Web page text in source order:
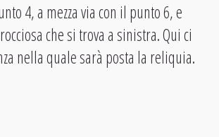
4, a mezza via con il punto 6, e
che si trova a sinistra. Qui ci
nella quale sarà posta la reliquia.